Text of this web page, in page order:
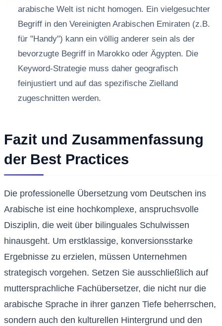
arabische Welt ist nicht homogen. Ein vielgesuchter
Begriff in den Vereinigten Arabischen Emiraten (z.B.
für "Handy") kann ein völlig anderer sein als der
bevorzugte Begriff in Marokko oder Ägypten. Die
Keyword-Strategie muss daher geografisch
feinjustiert und auf das spezifische Zielland
zugeschnitten werden.
Fazit und Zusammenfassung
der Best Practices
Die professionelle Übersetzung vom Deutschen ins
Arabische ist eine hochkomplexe, anspruchsvolle
Disziplin, die weit über bilinguales Schulwissen
hinausgeht. Um erstklassige, konversionsstarke
Ergebnisse zu erzielen, müssen Unternehmen
strategisch vorgehen. Setzen Sie ausschließlich auf
muttersprachliche Fachübersetzer, die nicht nur die
arabische Sprache in ihrer ganzen Tiefe beherrschen,
sondern auch den kulturellen Hintergrund und den